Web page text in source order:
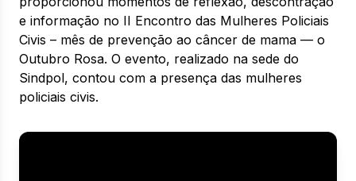
e informação no II Encontro das Mulheres Policiais
Civis – mês de prevenção ao câncer de mama — o
Outubro Rosa. O evento, realizado na sede do
Sindpol, contou com a presença das mulheres
policiais civis.